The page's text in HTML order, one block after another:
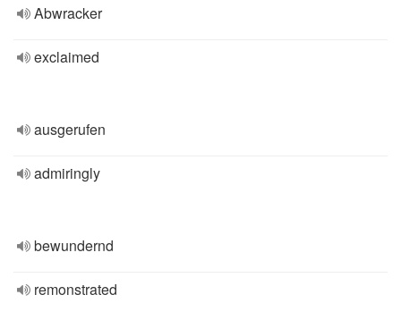
Abwracker
exclaimed
ausgerufen
admiringly
bewundernd
remonstrated